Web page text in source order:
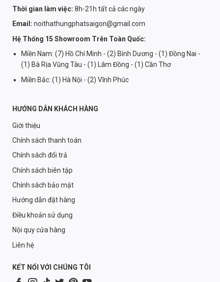
Thời gian làm việc: 8h-21h tất cả các ngày
Email: noithathungphatsaigon@gmail.com
Hệ Thống 15 Showroom Trên Toàn Quốc:
Miền Nam: (7) Hồ Chí Minh - (2) Bình Dương - (1) Đồng Nai -
(1) Bà Rịa Vũng Tàu - (1) Lâm Đồng - (1) Cần Thơ
Miền Bắc: (1) Hà Nội - (2) Vĩnh Phúc
HƯỚNG DẪN KHÁCH HÀNG
Giới thiệu
Chính sách thanh toán
Chính sách đổi trả
Chính sách biên tập
Chính sách bảo mật
Hướng dẫn đặt hàng
Điều khoản sử dụng
Nội quy cửa hàng
Liên hệ
KẾT NỐI VỚI CHÚNG TÔI